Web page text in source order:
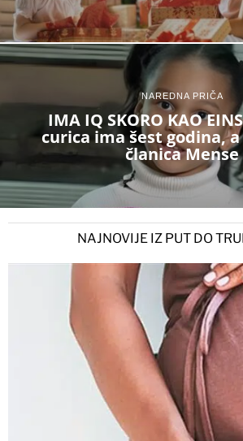
NAREDNA PRIČA
IMA IQ SKORO KAO
curica ima šest godina,
članica Mense
NAJNOVIJE IZ PUT DO